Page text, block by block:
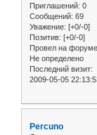
Приглашений: 0
Сообщений: 69
Уважение: [+0/-0]
Позитив: [+0/-0]
Провел на
Не определено
Последний визит:
2009-05-05
Percuno